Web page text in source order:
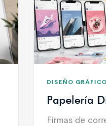
DISEÑO GRÁFICO
Papelería
Firmas de